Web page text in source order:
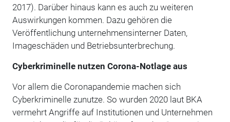
2017). Darüber hinaus kann es auch zu weiteren
Auswirkungen kommen. Dazu gehören die
Veröffentlichung unternehmensinterner Daten,
Imageschäden und Betriebsunterbrechung.
Cyberkriminelle nutzen Corona-Notlage aus
Vor allem die Coronapandemie machen sich
Cyberkriminelle zunutze. So wurden 2020 laut BKA
vermehrt Angriffe auf Institutionen und Unternehmen